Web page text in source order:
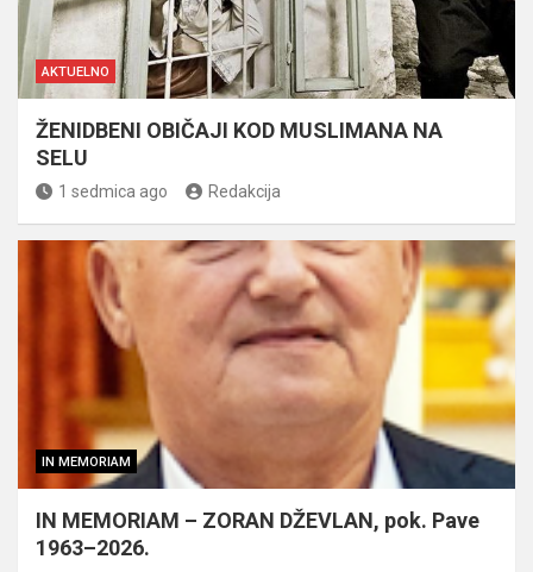
AKTUELNO
ŽENIDBENI OBIČAJI KOD MUSLIMANA NA
SELU
1 sedmica ago Redakcija
IN MEMORIAM
IN MEMORIAM – ZORAN DŽEVLAN, pok. Pave
1963–2026.